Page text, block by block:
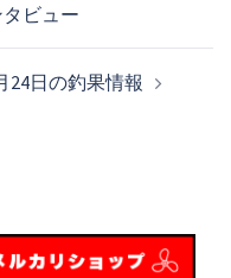
ビュー
24日の釣果情報